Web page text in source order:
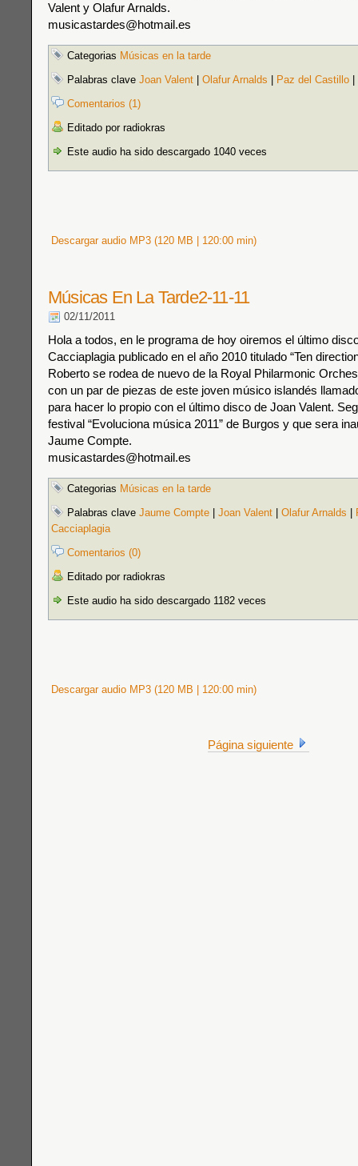
Valent y Olafur Arnalds.
musicastardes@hotmail.es
Categorias Músicas en la tarde
Palabras clave Joan Valent Olafur Arnalds Paz del Castillo
Comentarios (1)
Editado por radiokras
Este audio ha sido descargado 1040 veces
Descargar audio MP3 (120 MB | 120:00 min)
Músicas En La Tarde2-11-11
02/11/2011
Hola a todos, en le programa de hoy oiremos el último
Cacciaplagia publicado en el año 2010 titulado “Ten
Roberto se rodea de nuevo de la Royal Philarmonic
con un par de piezas de este joven músico islandés
para hacer lo propio con el último disco de Joan Valent.
festival “Evoluciona música 2011” de Burgos y que sera
Jaume Compte.
musicastardes@hotmail.es
Categorias Músicas en la tarde
Palabras clave Jaume Compte Joan Valent Olafur Arnalds
Cacciaplagia
Comentarios (0)
Editado por radiokras
Este audio ha sido descargado 1182 veces
Descargar audio MP3 (120 MB | 120:00 min)
Página siguiente